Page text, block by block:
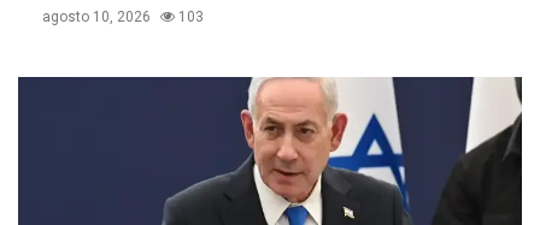
agosto 10, 2026 103